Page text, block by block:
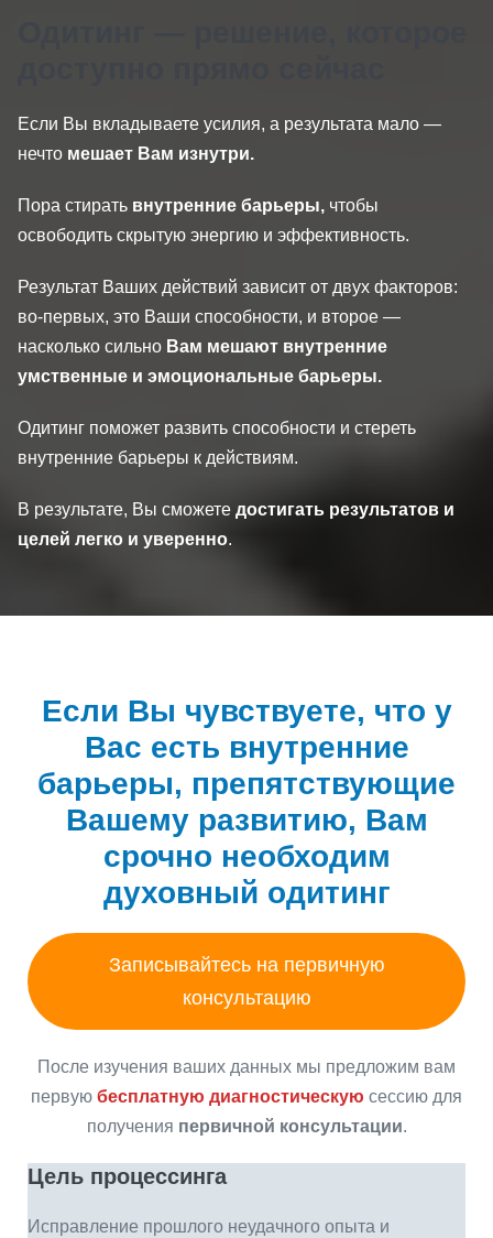
Если Вы вкладываете усилия, а результата мало —
нечто мешает Вам изнутри.
Пора стирать внутренние барьеры, чтобы
освободить скрытую энергию и эффективность.
Результат Ваших действий зависит от двух факторов:
во-первых, это Ваши способности, и второе —
насколько сильно Вам мешают внутренние
умственные и эмоциональные барьеры.
Одитинг поможет развить способности и стереть
внутренние барьеры к действиям.
В результате, Вы сможете достигать результатов и
целей легко и уверенно.
Если Вы чувствуете, что у
Вас есть внутренние
барьеры, препятствующие
Вашему развитию, Вам
срочно необходим
духовный одитинг
Записывайтесь на первичную
консультацию
После изучения ваших данных мы предложим вам
первую бесплатную диагностическую сессию для
получения первичной консультации.
Цель процессинга
Исправление прошлого неудачного опыта и